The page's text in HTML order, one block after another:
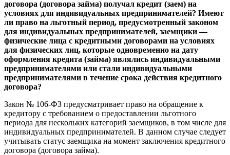
договора (договора займа) получал кредит (заем) на
условиях для индивидуальных предпринимателей? Имеют
ли право на льготный период, предусмотренный законом
для индивидуальных предпринимателей, заемщики —
физические лица с кредитными договорами на условиях
для физических лиц, которые одновременно на дату
оформления кредита (займа) являлись индивидуальными
предпринимателями или стали индивидуальными
предпринимателями в течение срока действия кредитного
договора?
Закон № 106-ФЗ предусматривает право на обращение к
кредитору с требованием о предоставлении льготного
периода для нескольких категорий заемщиков, в том числе для
индивидуальных предпринимателей. В данном случае следует
учитывать статус заемщика на момент заключения кредитного
договора (договора займа).